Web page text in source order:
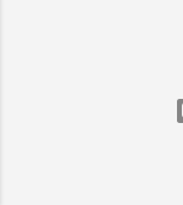
비뇨기과 전문의
부작용 등 현실적